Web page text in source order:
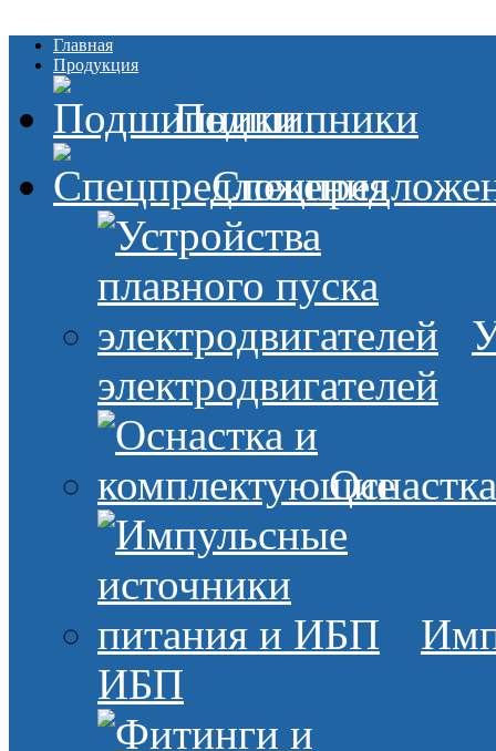
Главная
Продукция
Подшипники
электродвигателей
ИБП